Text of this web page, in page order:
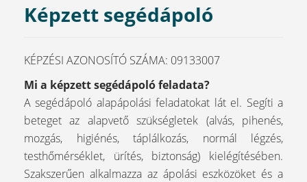
Képzett segédápoló
KÉPZÉSI AZONOSÍTÓ SZÁMA: 09133007
Mi a képzett segédápoló feladata?
A segédápoló alapápolási feladatokat lát el. Segíti a
beteget az alapvető szükségletek (alvás, pihenés,
mozgás, higiénés, táplálkozás, normál légzés,
testhőmérséklet, ürítés, biztonság) kielégítésében.
Szakszerűen alkalmazza az ápolási eszközöket és a